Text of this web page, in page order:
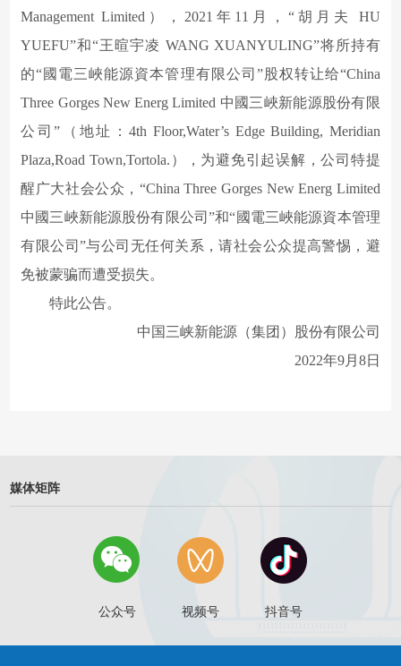
Management Limited），2021年11月，“胡月夫 HU
YUEFU”和“王暄宇凌 WANG XUANYULING”将所持有
的“國電三峽能源資本管理有限公司”股权转让给“China
Three Gorges New Energ Limited 中國三峽新能源股份有限
公司”（地址：4th Floor,Water’s Edge Building, Meridian
Plaza,Road Town,Tortola.），为避免引起误解，公司特提
醒广大社会公众，“China Three Gorges New Energ Limited
中國三峽新能源股份有限公司”和“國電三峽能源資本管理
有限公司”与公司无任何关系，请社会公众提高警惕，避
免被蒙骗而遭受损失。
特此公告。
中国三峡新能源（集团）股份有限公司
2022年9月8日
媒体矩阵
公众号 视频号 抖音号